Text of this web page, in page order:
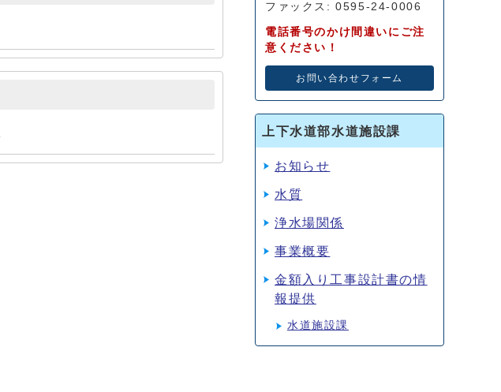
ファックス: 0595-24-0006
電話番号のかけ間違いにご注
意ください！
お問い合わせフォーム
上下水道部水道施設課
お知らせ
水質
浄水場関係
事業概要
金額入り工事設計書の情
報提供
水道施設課